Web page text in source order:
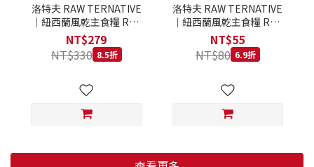
洛特夫 RAW TERNATIVE
｜紐西蘭風乾主食糧 RT3
羊肉 142g｜風乾主食糧 羊
肉 全齡犬 狗飼料
NT$279
NT$330 8.5折
洛特夫 RAW TERNATIVE
｜紐西蘭風乾主食糧 RT1
牛肉 25g｜風乾主食糧 牛
肉 全齡犬 狗飼料
NT$55
NT$80 6.9折